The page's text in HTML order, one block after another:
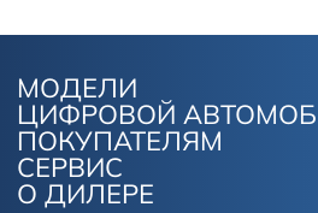
МОДЕЛИ
ЦИФРОВОЙ
ПОКУПАТЕЛЯМ
СЕРВИС
О ДИЛЕРЕ